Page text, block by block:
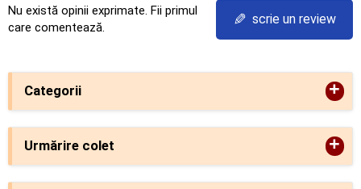
Categorii +
Urmărire colet +
Nu există opinii exprimate. Fii primul
care comentează.
✎ scrie un review